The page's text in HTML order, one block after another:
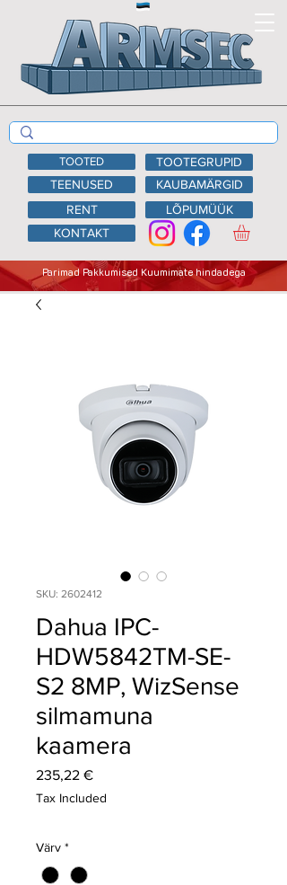
TEENUSED
KAUBAMÄRGID
RENT
LÕPUMÜÜK
KONTAKT
Parimad Pakkumised Kuumimate hindadega
TOOTED TOOTEGRUPID
SKU: 2602412
Dahua IPC-
HDW5842TM-SE-
S2 8MP, WizSense
silmamuna
kaamera
235,22 €Price
Tax Included
Värv *